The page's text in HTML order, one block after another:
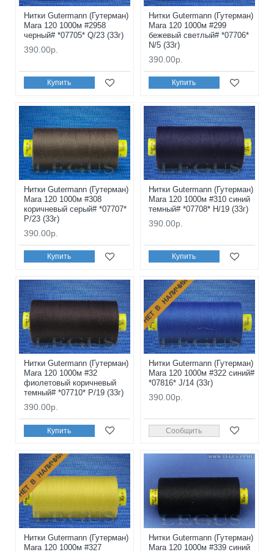
Нитки Gutermann (Гутерман)
Mara 120 1000м #2958
черный# *07705* Q/23 (33г)
390.00р.
Купить
Нитки Gutermann (Гутерман)
Mara 120 1000м #299
бежевый светлый# *07706*
N/5 (33г)
390.00р.
Купить
Нитки Gutermann (Гутерман)
Mara 120 1000м #308
коричневый серый# *07707*
P/23 (33г)
390.00р.
Купить
Нитки Gutermann (Гутерман)
Mara 120 1000м #310 синий
темный# *07708* H/19 (33г)
390.00р.
Купить
Нитки Gutermann (Гутерман)
Mara 120 1000м #32
фиолетовый коричневый
темный# *07710* P/19 (33г)
390.00р.
Купить
НЕТ В НАЛИЧИИ
Нитки Gutermann (Гутерман)
Mara 120 1000м #322 синий#
*07816* J/14 (33г)
390.00р.
Сообщить
НЕТ В НАЛИЧИИ
Нитки Gutermann (Гутерман)
Mara 120 1000м #327
Нитки Gutermann (Гутерман)
Mara 120 1000м #339 синий